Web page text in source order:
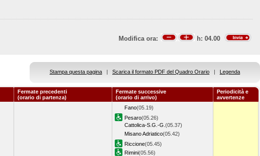
Modifica ora: h: 04.00
Stampa questa pagina | Scarica il formato PDF del Quadro Orario | Legenda
Fermate precedenti
(orario di partenza)
Fermate successive
(orario di arrivo)
Periodicità e
avvertenze
Fano(05.19)
Pesaro(05.26)
Cattolica-S.G.-G. (05.37)
Misano Adriatico(05.42)
Riccione(05.45)
Rimini(05.56)